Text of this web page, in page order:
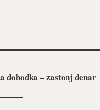
dohodka – zastonj denar